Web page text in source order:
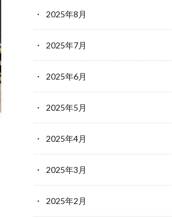
2025年8月
2025年7月
2025年6月
2025年5月
2025年4月
2025年3月
2025年2月